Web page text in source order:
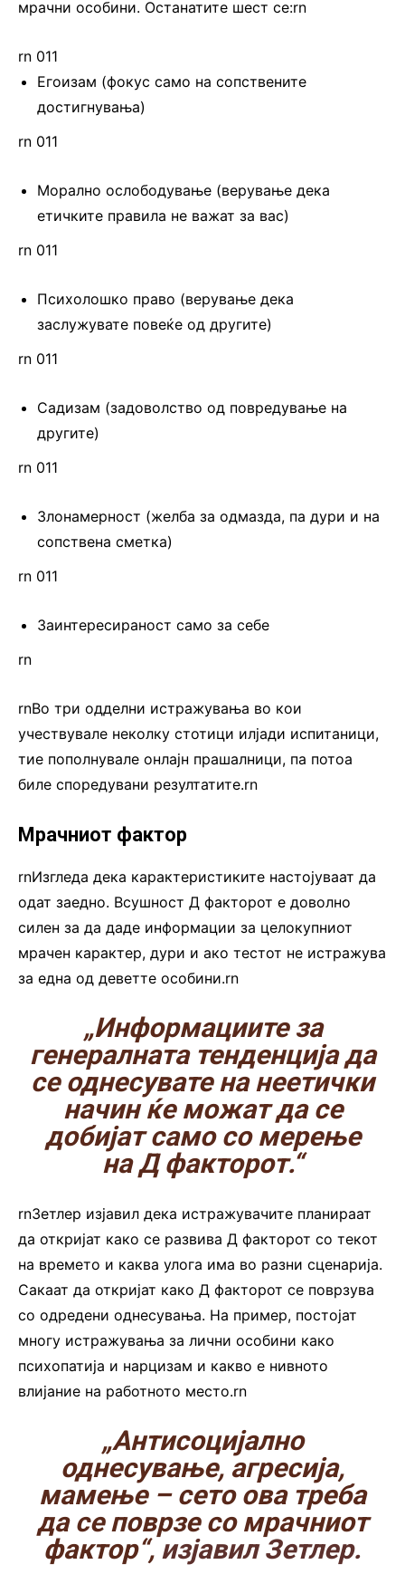
мрачни особини. Останатите шест се:rn
rn 011
Егоизам (фокус само на сопствените
достигнувања)
rn 011
Морално ослободување (верување дека
етичките правила не важат за вас)
rn 011
Психолошко право (верување дека
заслужувате повеќе од другите)
rn 011
Садизам (задоволство од повредување на
другите)
rn 011
Злонамерност (желба за одмазда, па дури и на
сопствена сметка)
rn 011
Заинтересираност само за себе
rn
rnВо три одделни истражувања во кои
учествувале неколку стотици илјади испитаници,
тие пополнувале онлајн прашалници, па потоа
биле споредувани резултатите.rn
Мрачниот фактор
rnИзгледа дека карактеристиките настојуваат да
одат заедно. Всушност Д факторот е доволно
силен за да даде информации за целокупниот
мрачен карактер, дури и ако тестот не истражува
за една од деветте особини.rn
„Информациите за
генералната тенденција да
се однесувате на неетички
начин ќе можат да се
добијат само со мерење
на Д факторот.“
rnЗетлер изјавил дека истражувачите планираат
да откријат како се развива Д факторот со текот
на времето и каква улога има во разни сценарија.
Сакаат да откријат како Д факторот се поврзува
со одредени однесувања. На пример, постојат
многу истражувања за лични особини како
психопатија и нарцизам и какво е нивното
влијание на работното место.rn
„Антисоцијално
однесување, агресија,
мамење – сето ова треба
да се поврзе со мрачниот
фактор“, изјавил Зетлер.